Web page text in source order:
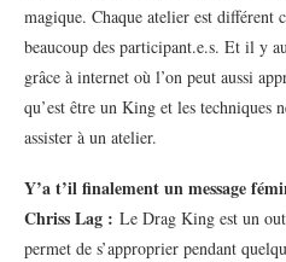
magique. Chaque atelier est différent
beaucoup des participant.e.s. Et il y
grâce à internet où l’on peut aussi
qu’est être un King et les techniques
assister à un atelier.
Y’a t’il finalement un message
Chriss Lag : Le Drag King est un
permet de s’approprier pendant